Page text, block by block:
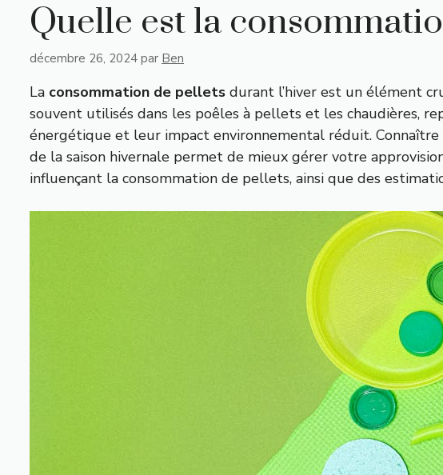
Quelle est la
décembre 26, 2024 par Ben
La consommation de pellets durant l’hiver est un élément
souvent utilisés dans les poêles à pellets et les chaudières,
énergétique et leur impact environnemental réduit.
de la saison hivernale permet de mieux gérer votre
influençant la consommation de pellets, ainsi que des